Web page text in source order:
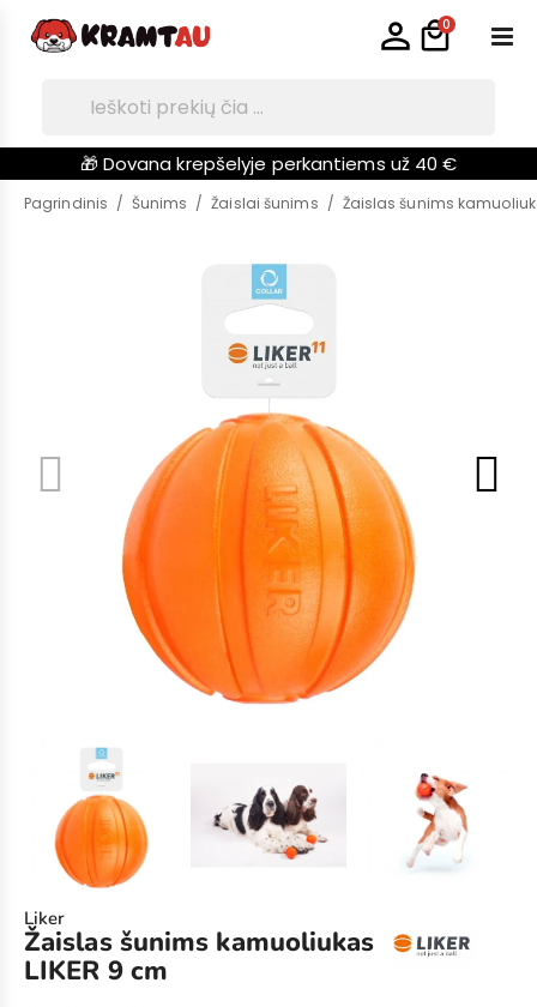
0
🎁 Dovana krepšelyje perkantiems už 40 €
Pagrindinis Šunims Žaislai šunims Žaislas šunims
Liker
Žaislas šunims kamuoliukas
LIKER 9 cm